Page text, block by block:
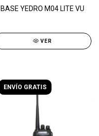
BASE YEDRO M04 LITE VU
VER
ENVÍO GRATIS